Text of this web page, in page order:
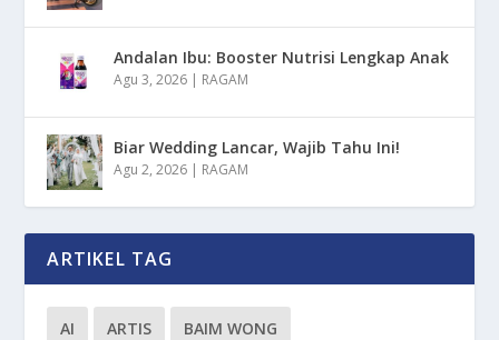
Andalan Ibu: Booster Nutrisi Lengkap Anak
Agu 3, 2026 | RAGAM
Biar Wedding Lancar, Wajib Tahu Ini!
Agu 2, 2026 | RAGAM
ARTIKEL TAG
AI ARTIS BAIM WONG